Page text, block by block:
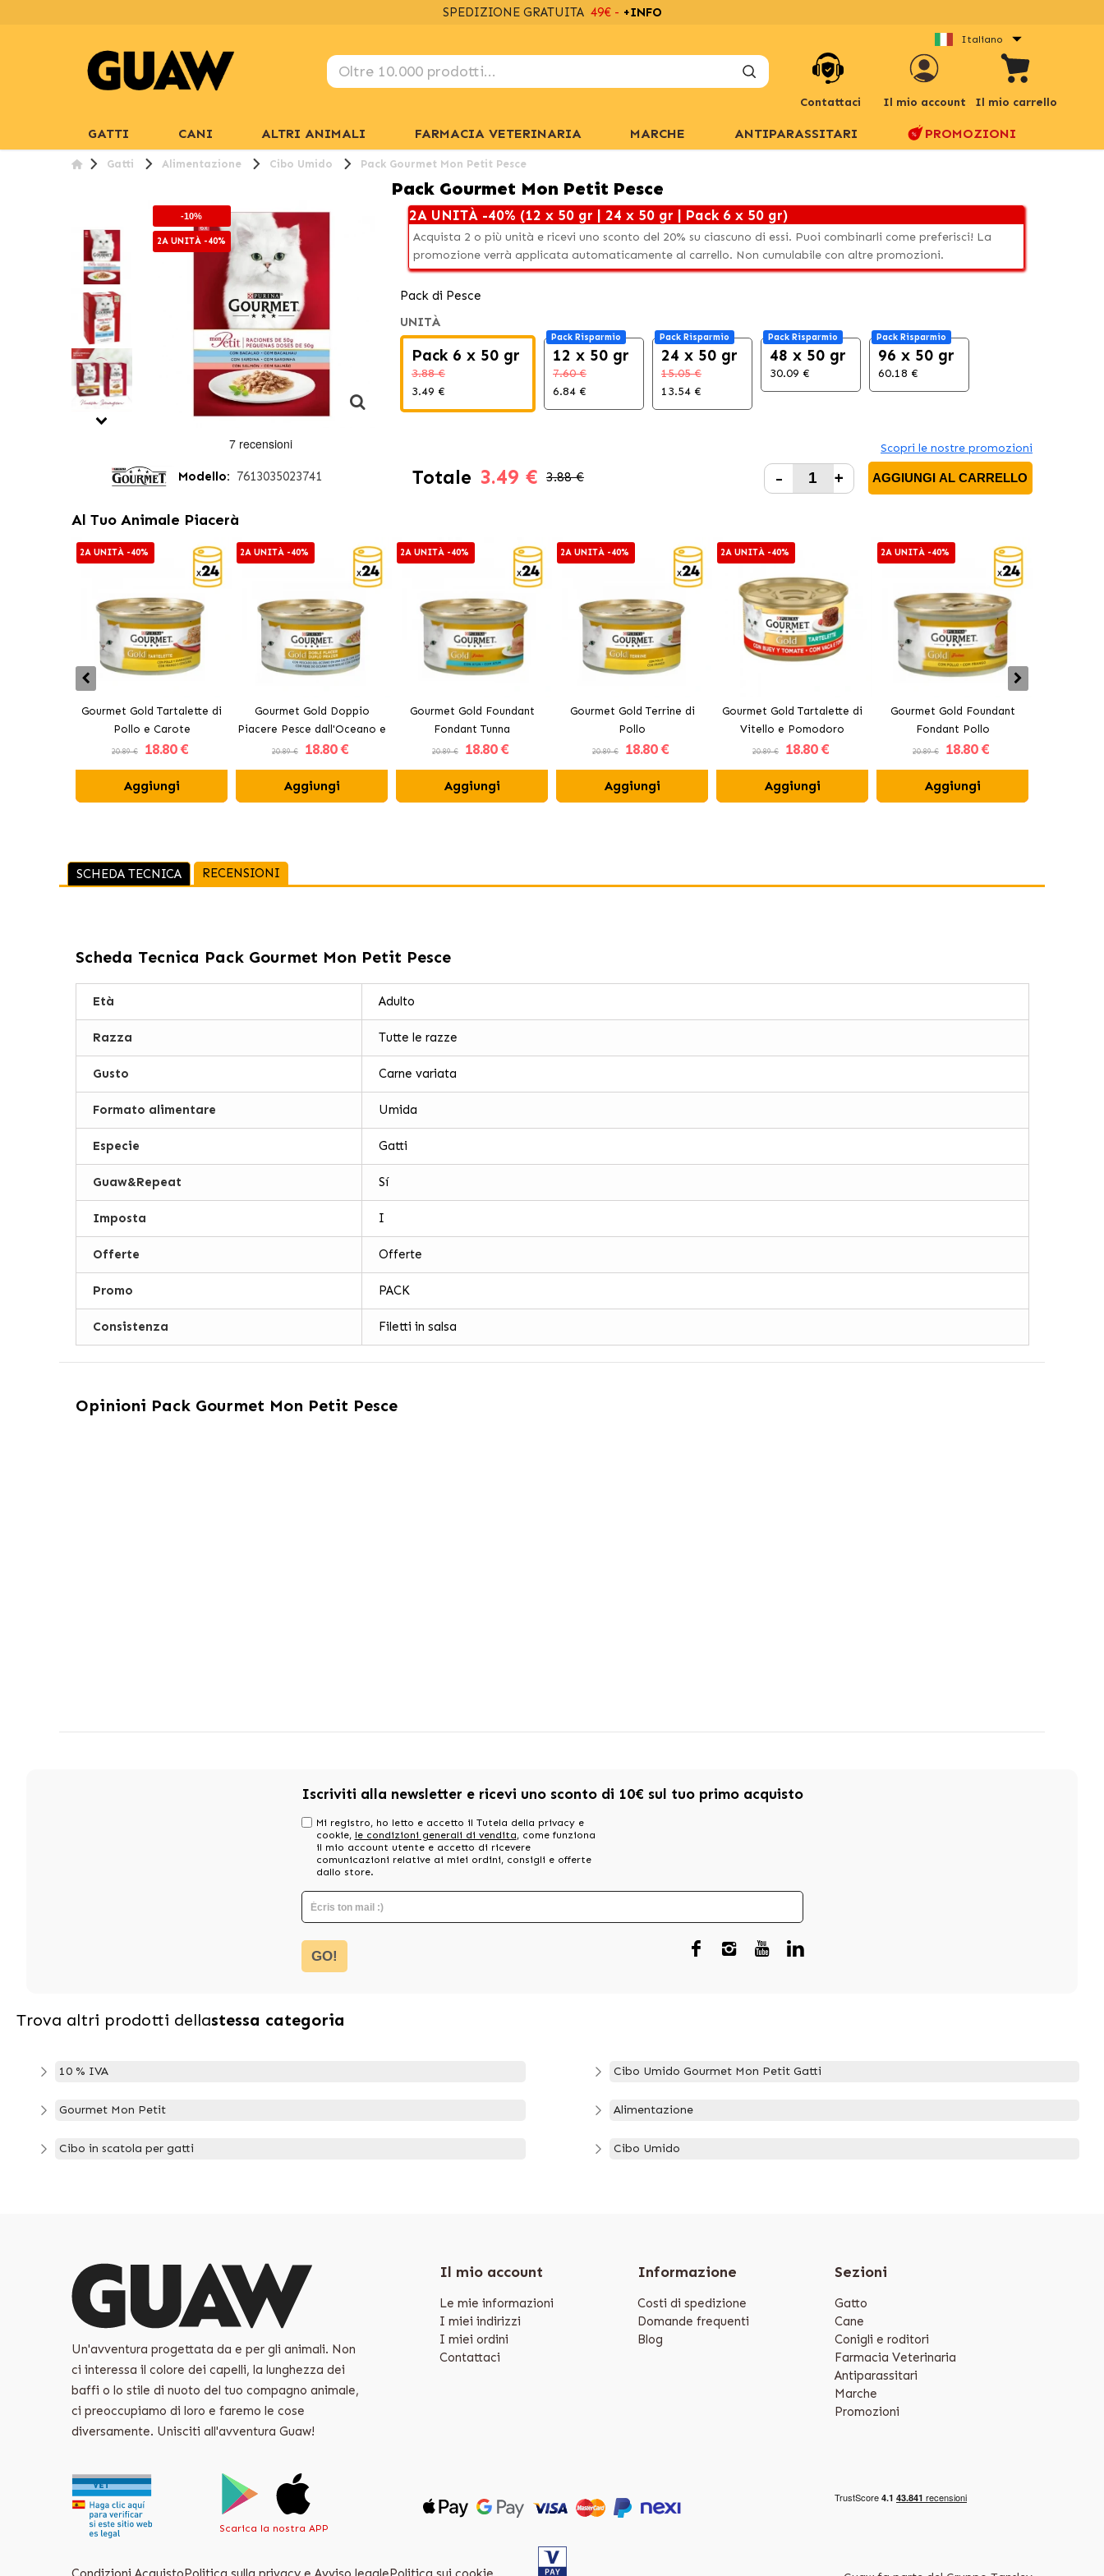
SPEDIZIONE GRATUITA 49€ - +INFO
Italiano
Contattaci Il mio account Il mio carrello
GATTI CANI ALTRI ANIMALI FARMACIA VETERINARIA MARCHE ANTIPARASSITARI PROMOZIONI
Gatti Alimentazione Cibo Umido Pack Gourmet Mon Petit Pesce
Pack Gourmet Mon Petit Pesce
-10%
2A UNITÀ -40%
Modello: 7613035023741
2A UNITÀ -40% (12 x 50 gr | 24 x 50 gr | Pack 6 x 50 gr)
Acquista 2 o più unità e ricevi uno sconto del 20% su ciascuno di essi. Puoi combinarli come preferisci! La
promozione verrà applicata automaticamente al carrello. Non cumulabile con altre promozioni.
Pack di Pesce
UNITÀ
Pack 6 x 50 gr
3.88 €
3.49 €
Pack Risparmio
12 x 50 gr
7.60 €
6.84 €
Pack Risparmio
24 x 50 gr
15.05 €
13.54 €
Pack Risparmio
48 x 50 gr
30.09 €
Pack Risparmio
96 x 50 gr
60.18 €
Scopri le nostre promozioni
Totale 3.49 € 3.88 € - + AGGIUNGI AL CARRELLO
Al Tuo Animale Piacerà
2A UNITÀ -40%
Gourmet Gold Tartalette di
Pollo e Carote
20.89 € 18.80 €
Aggiungi
2A UNITÀ -40%
Gourmet Gold Doppio
Piacere Pesce dall'Oceano e
Spinaci
20.89 € 18.80 €
Aggiungi
2A UNITÀ -40%
Gourmet Gold Foundant
Fondant Tunna
20.89 € 18.80 €
Aggiungi
2A UNITÀ -40%
Gourmet Gold Terrine di
Pollo
20.89 € 18.80 €
Aggiungi
2A UNITÀ -40%
Gourmet Gold Tartalette di
Vitello e Pomodoro
20.89 € 18.80 €
Aggiungi
2A UNITÀ -40%
Gourmet Gold Foundant
Fondant Pollo
20.89 € 18.80 €
Aggiungi
SCHEDA TECNICA RECENSIONI
Scheda Tecnica Pack Gourmet Mon Petit Pesce
Età Adulto
Razza Tutte le razze
Gusto Carne variata
Formato alimentare Umida
Especie Gatti
Guaw&Repeat Sí
Imposta I
Offerte Offerte
Promo PACK
Consistenza Filetti in salsa
Opinioni Pack Gourmet Mon Petit Pesce
Iscriviti alla newsletter e ricevi uno sconto di 10€ sul tuo primo acquisto
Mi registro, ho letto e accetto il Tutela della privacy e
cookie, le condizioni generali di vendita, come funziona
il mio account utente e accetto di ricevere
comunicazioni relative ai miei ordini, consigli e offerte
dallo store.
GO!
Trova altri prodotti dellastessa categoria
10 % IVA
Gourmet Mon Petit
Cibo in scatola per gatti
Cibo Umido Gourmet Mon Petit Gatti
Alimentazione
Cibo Umido
Un'avventura progettata da e per gli animali. Non
ci interessa il colore dei capelli, la lunghezza dei
baffi o lo stile di nuoto del tuo compagno animale,
ci preoccupiamo di loro e faremo le cose
diversamente. Unisciti all'avventura Guaw!
Il mio account
Le mie informazioni
I miei indirizzi
I miei ordini
Contattaci
Informazione
Costi di spedizione
Domande frequenti
Blog
Sezioni
Gatto
Cane
Conigli e roditori
Farmacia Veterinaria
Antiparassitari
Marche
Promozioni
Scarica la nostra APP